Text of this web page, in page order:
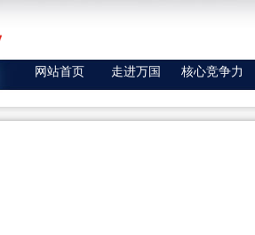
网站首页 走进万国 核心竞争力